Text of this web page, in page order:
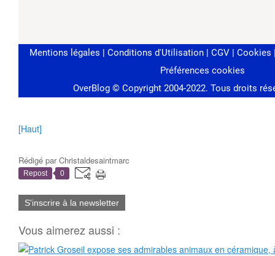
[Haut]
Rédigé parChristaldesaintmarc
Repost 0
S'inscrire à la newsletter
Vous aimerez aussi :